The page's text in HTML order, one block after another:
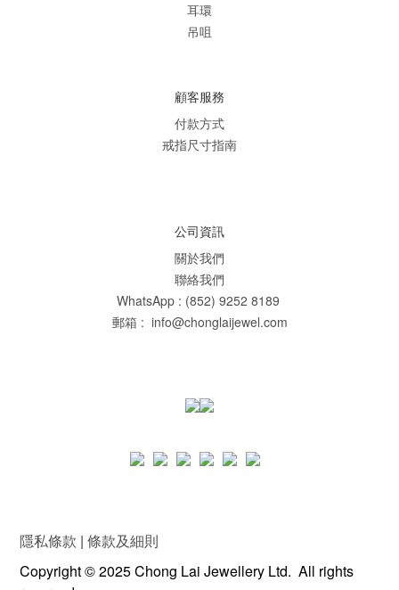
耳環
吊咀
顧客服務
付款方式
戒指尺寸指南
公司資訊
關於我們
聯絡我們
WhatsApp : (852) 9252 8189
郵箱 : info@chonglaijewel.com
隱私條款 | 條款及細則
Copyright © 2025 Chong Lai Jewellery Ltd. All rights